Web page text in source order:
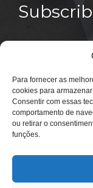
Para fornecer as
cookies para
Consentir com essas
comportamento de
ou retirar o
funções.
©